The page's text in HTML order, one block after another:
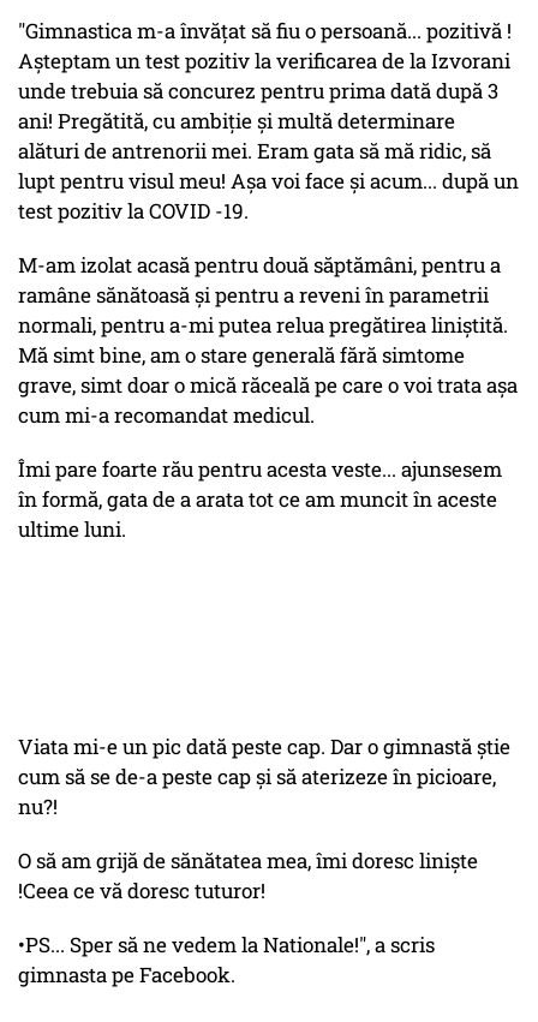
"Gimnastica m-a învățat să fiu o persoană... pozitivă !
Așteptam un test pozitiv la verificarea de la Izvorani
unde trebuia să concurez pentru prima dată după 3
ani! Pregătită, cu ambiție și multă determinare
alături de antrenorii mei. Eram gata să mă ridic, să
lupt pentru visul meu! Așa voi face și acum... după un
test pozitiv la COVID -19.
M-am izolat acasă pentru două săptămâni, pentru a
ramâne sănătoasă și pentru a reveni în parametrii
normali, pentru a-mi putea relua pregătirea liniștită.
Mă simt bine, am o stare generală fără simtome
grave, simt doar o mică răceală pe care o voi trata așa
cum mi-a recomandat medicul.
Îmi pare foarte rău pentru acesta veste... ajunsesem
în formă, gata de a arata tot ce am muncit în aceste
ultime luni.
Viata mi-e un pic dată peste cap. Dar o gimnastă știe
cum să se de-a peste cap și să aterizeze în picioare,
nu?!
O să am grijă de sănătatea mea, îmi doresc liniște
!Ceea ce vă doresc tuturor!
•PS... Sper să ne vedem la Nationale!", a scris
gimnasta pe Facebook.